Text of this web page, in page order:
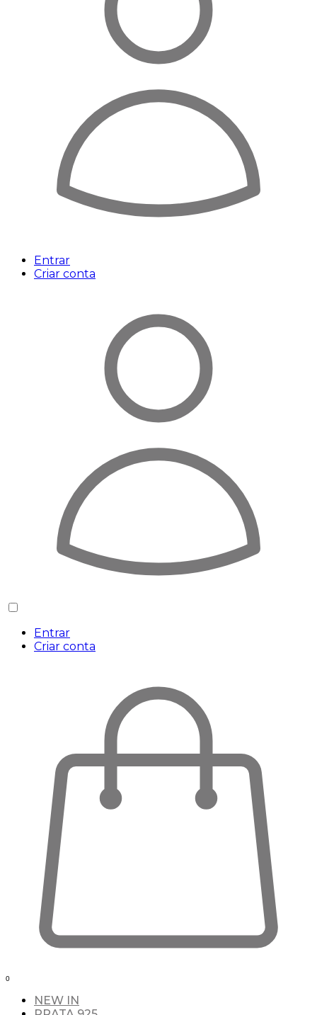
Entrar
Criar conta
Entrar
Criar conta
0
NEW IN